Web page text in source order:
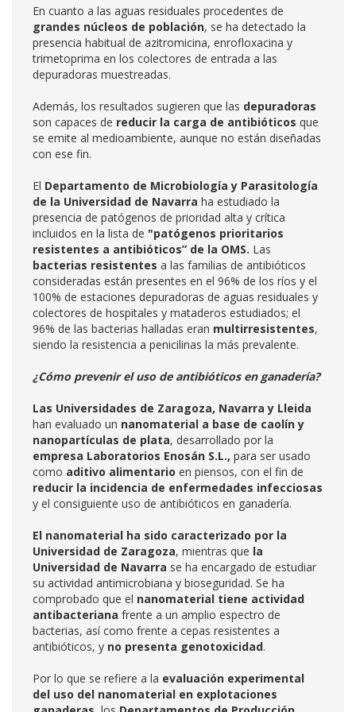
En cuanto a las aguas residuales procedentes de
grandes núcleos de población, se ha detectado la
presencia habitual de azitromicina, enrofloxacina y
trimetoprima en los colectores de entrada a las
depuradoras muestreadas.
Además, los resultados sugieren que las depuradoras
son capaces de reducir la carga de antibióticos que
se emite al medioambiente, aunque no están diseñadas
con ese fin.
El Departamento de Microbiología y Parasitología
de la Universidad de Navarra ha estudiado la
presencia de patógenos de prioridad alta y crítica
incluidos en la lista de "patógenos prioritarios
resistentes a antibióticos” de la OMS. Las
bacterias resistentes a las familias de antibióticos
consideradas están presentes en el 96% de los ríos y el
100% de estaciones depuradoras de aguas residuales y
colectores de hospitales y mataderos estudiados; el
96% de las bacterias halladas eran multirresistentes,
siendo la resistencia a penicilinas la más prevalente.
¿Cómo prevenir el uso de antibióticos en ganadería?
Las Universidades de Zaragoza, Navarra y Lleida
han evaluado un nanomaterial a base de caolín y
nanopartículas de plata, desarrollado por la
empresa Laboratorios Enosán S.L., para ser usado
como aditivo alimentario en piensos, con el fin de
reducir la incidencia de enfermedades infecciosas
y el consiguiente uso de antibióticos en ganadería.
El nanomaterial ha sido caracterizado por la
Universidad de Zaragoza, mientras que la
Universidad de Navarra se ha encargado de estudiar
su actividad antimicrobiana y bioseguridad. Se ha
comprobado que el nanomaterial tiene actividad
antibacteriana frente a un amplio espectro de
bacterias, así como frente a cepas resistentes a
antibióticos, y no presenta genotoxicidad.
Por lo que se refiere a la evaluación experimental
del uso del nanomaterial en explotaciones